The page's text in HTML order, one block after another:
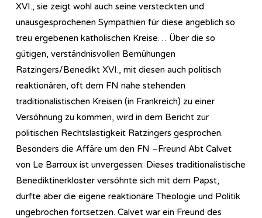
XVI., sie zeigt wohl auch seine versteckten und
unausgesprochenen Sympathien für diese angeblich so
treu ergebenen katholischen Kreise… Über die so
gütigen, verständnisvollen Bemühungen
Ratzingers/Benedikt XVI., mit diesen auch politisch
reaktionären, oft dem FN nahe stehenden
traditionalistischen Kreisen (in Frankreich) zu einer
Versöhnung zu kommen, wird in dem Bericht zur
politischen Rechtslastigkeit Ratzingers gesprochen.
Besonders die Affäre um den FN –Freund Abt Calvet
von Le Barroux ist unvergessen: Dieses traditionalistische
Benediktinerkloster versöhnte sich mit dem Papst,
durfte aber die eigene reaktionäre Theologie und Politik
ungebrochen fortsetzen. Calvet war ein Freund des